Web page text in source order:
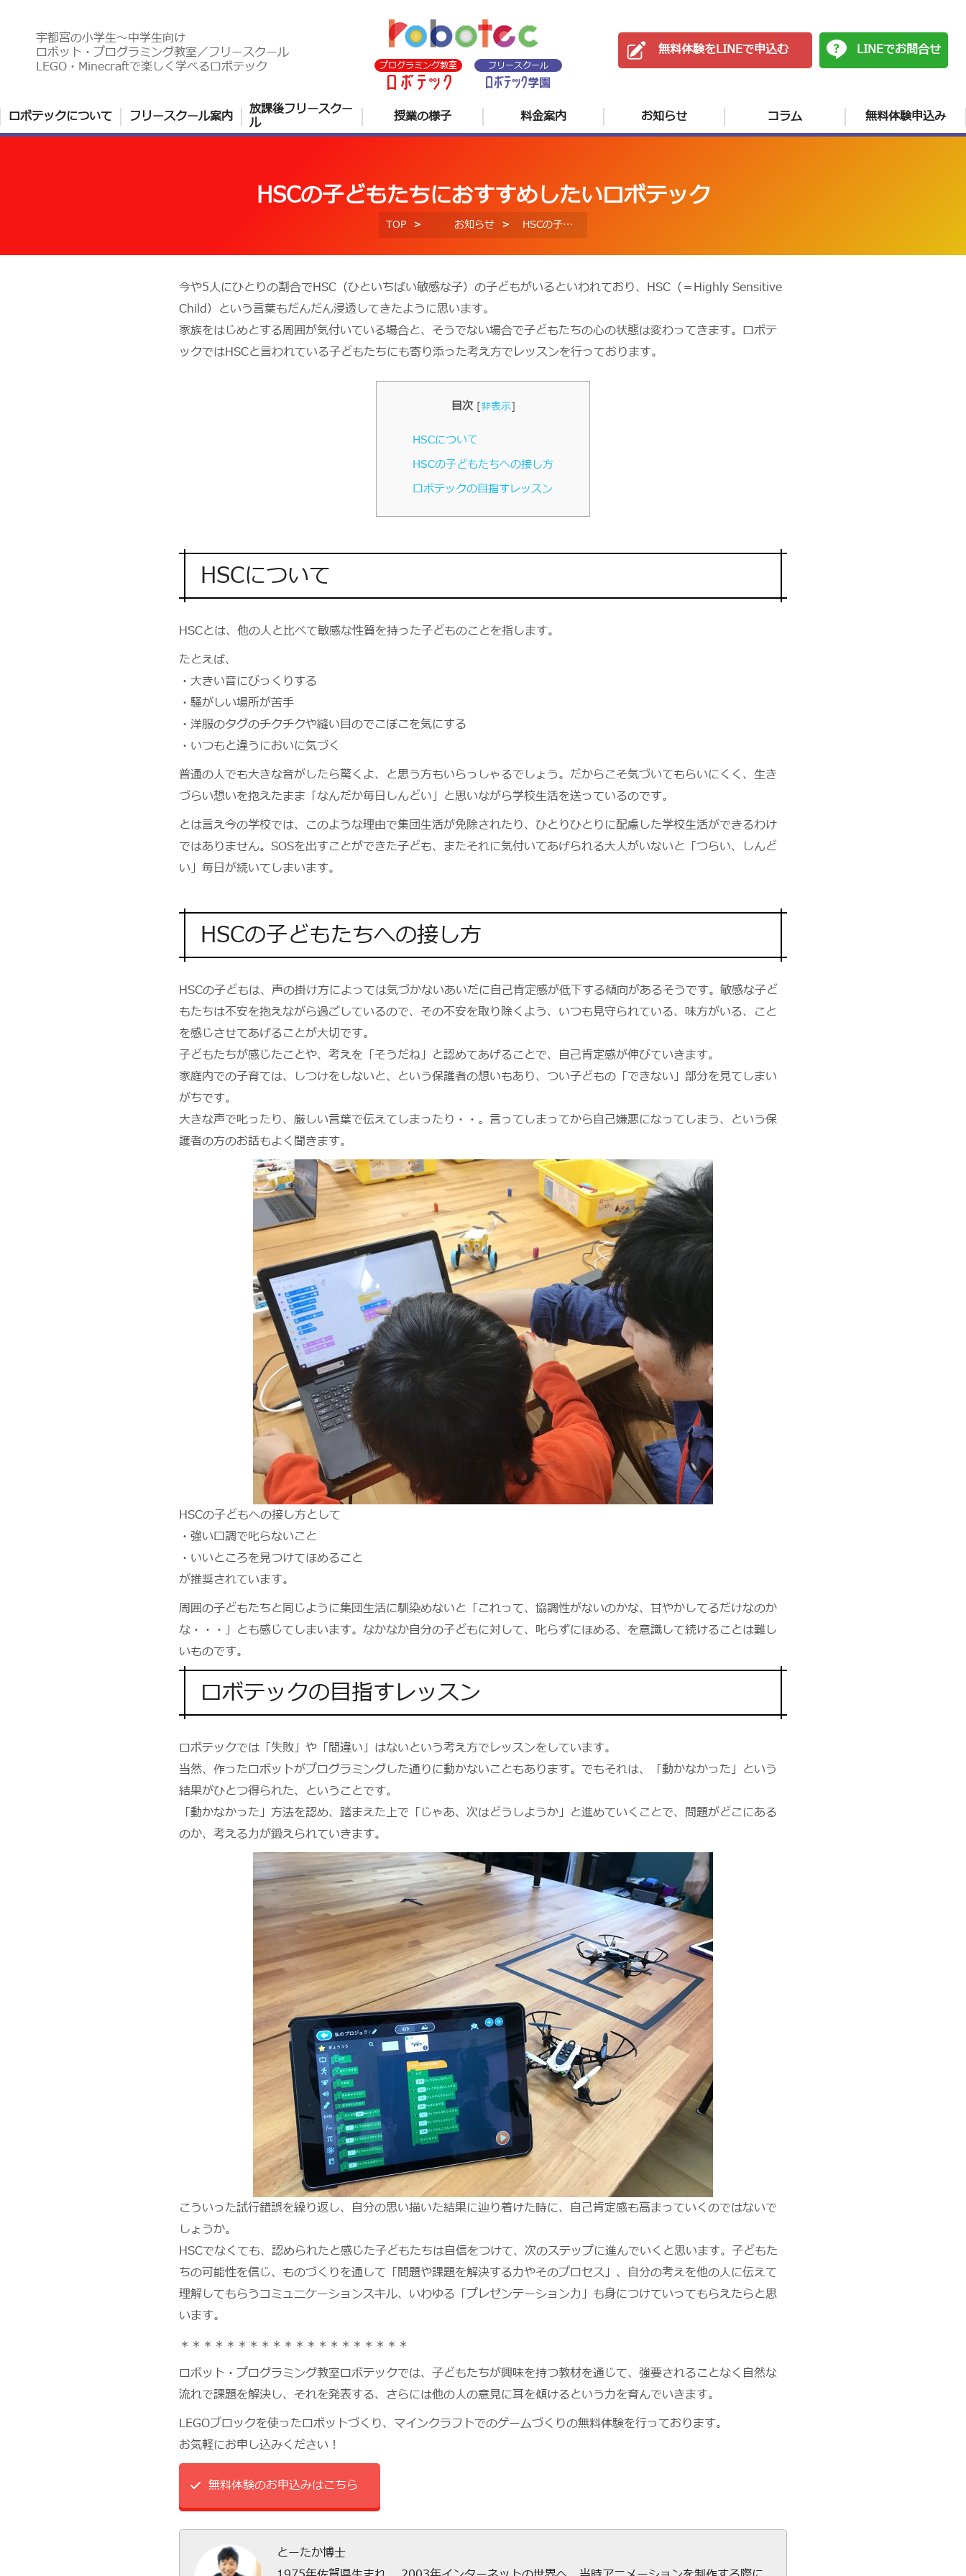
宇都宮の小学生〜中学生向け
ロボット・プログラミング教室／フリースクール
LEGO・Minecraftで楽しく学べるロボテック
プログラミング教室 フリースクール
無料体験をLINEで申込む LINEでお問合せ
ロボテックについて フリースクール案内 放課後フリースクー
ル 授業の様子 料金案内 お知らせ コラム 無料体験申込み
HSCの子どもたちにおすすめしたいロボテック
TOP お知らせ HSCの子どもたちにおすすめしたいロボテック
今や5人にひとりの割合でHSC（ひといちばい敏感な子）の子どもがいるといわれており、HSC（＝Highly Sensitive
Child）という言葉もだんだん浸透してきたように思います。
家族をはじめとする周囲が気付いている場合と、そうでない場合で子どもたちの心の状態は変わってきます。ロボテ
ックではHSCと言われている子どもたちにも寄り添った考え方でレッスンを行っております。
目次 [非表示]
HSCについて
HSCの子どもたちへの接し方
ロボテックの目指すレッスン
HSCについて
HSCとは、他の人と比べて敏感な性質を持った子どものことを指します。
たとえば、
・大きい音にびっくりする
・騒がしい場所が苦手
・洋服のタグのチクチクや縫い目のでこぼこを気にする
・いつもと違うにおいに気づく
普通の人でも大きな音がしたら驚くよ、と思う方もいらっしゃるでしょう。だからこそ気づいてもらいにくく、生き
づらい想いを抱えたまま「なんだか毎日しんどい」と思いながら学校生活を送っているのです。
とは言え今の学校では、このような理由で集団生活が免除されたり、ひとりひとりに配慮した学校生活ができるわけ
ではありません。SOSを出すことができた子ども、またそれに気付いてあげられる大人がいないと「つらい、しんど
い」毎日が続いてしまいます。
HSCの子どもたちへの接し方
HSCの子どもは、声の掛け方によっては気づかないあいだに自己肯定感が低下する傾向があるそうです。敏感な子ど
もたちは不安を抱えながら過ごしているので、その不安を取り除くよう、いつも見守られている、味方がいる、こと
を感じさせてあげることが大切です。
子どもたちが感じたことや、考えを「そうだね」と認めてあげることで、自己肯定感が伸びていきます。
家庭内での子育ては、しつけをしないと、という保護者の想いもあり、つい子どもの「できない」部分を見てしまい
がちです。
大きな声で叱ったり、厳しい言葉で伝えてしまったり・・。言ってしまってから自己嫌悪になってしまう、という保
護者の方のお話もよく聞きます。
HSCの子どもへの接し方として
・強い口調で叱らないこと
・いいところを見つけてほめること
が推奨されています。
周囲の子どもたちと同じように集団生活に馴染めないと「これって、協調性がないのかな、甘やかしてるだけなのか
な・・・」とも感じてしまいます。なかなか自分の子どもに対して、叱らずにほめる、を意識して続けることは難し
いものです。
ロボテックの目指すレッスン
ロボテックでは「失敗」や「間違い」はないという考え方でレッスンをしています。
当然、作ったロボットがプログラミングした通りに動かないこともあります。でもそれは、「動かなかった」という
結果がひとつ得られた、ということです。
「動かなかった」方法を認め、踏まえた上で「じゃあ、次はどうしようか」と進めていくことで、問題がどこにある
のか、考える力が鍛えられていきます。
こういった試行錯誤を繰り返し、自分の思い描いた結果に辿り着けた時に、自己肯定感も高まっていくのではないで
しょうか。
HSCでなくても、認められたと感じた子どもたちは自信をつけて、次のステップに進んでいくと思います。子どもた
ちの可能性を信じ、ものづくりを通して「問題や課題を解決する力やそのプロセス」、自分の考えを他の人に伝えて
理解してもらうコミュニケーションスキル、いわゆる「プレゼンテーション力」も身につけていってもらえたらと思
います。
＊＊＊＊＊＊＊＊＊＊＊＊＊＊＊＊＊＊＊＊
ロボット・プログラミング教室ロボテックでは、子どもたちが興味を持つ教材を通じて、強要されることなく自然な
流れで課題を解決し、それを発表する、さらには他の人の意見に耳を傾けるという力を育んでいきます。
LEGOブロックを使ったロボットづくり、マインクラフトでのゲームづくりの無料体験を行っております。
お気軽にお申し込みください！
無料体験のお申込みはこちら
とーたか博士